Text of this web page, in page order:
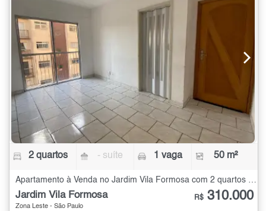
2 quartos - suíte 1 vaga 50 m²
Apartamento à Venda no Jardim Vila Formosa com 2 quartos - 50 m²
Jardim Vila Formosa
Zona Leste - São Paulo
R$ 310.000